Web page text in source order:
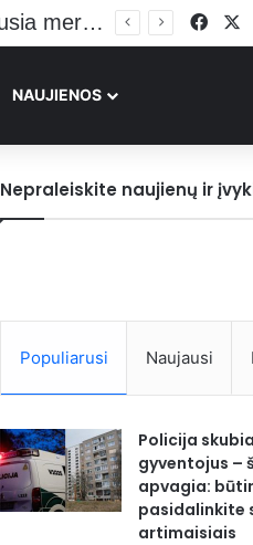
Plinta vaizdo įrašas su galimai BMW avariją Vilniuje sukėlusia mergina: vairuoja sėdėdama ant kelių
NAUJIENOS
Nepraleiskite naujienų ir
Populiarusi Naujausi
Policija
gyventojus –
apvagia:
pasidalinkite
artimaisiais